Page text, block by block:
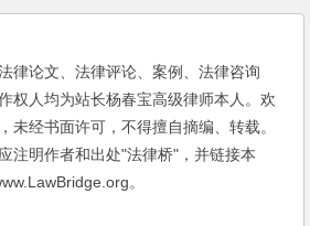
律论文、法律评论、案例、法律咨询
权人均为站长杨春宝高级律师本人。欢
未经书面许可，不得擅自摘编、转载。
注明作者和出处"法律桥"，并链接本
。